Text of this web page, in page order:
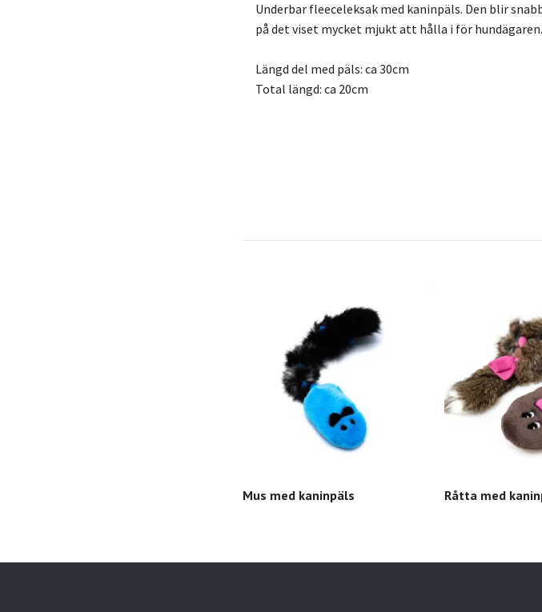
Underbar fleeceleksak med kaninpäls. Den blir
på det viset mycket mjukt att hålla i för
Längd del med päls: ca 30cm
Total längd: ca 20cm
Mus med kaninpäls Råtta med